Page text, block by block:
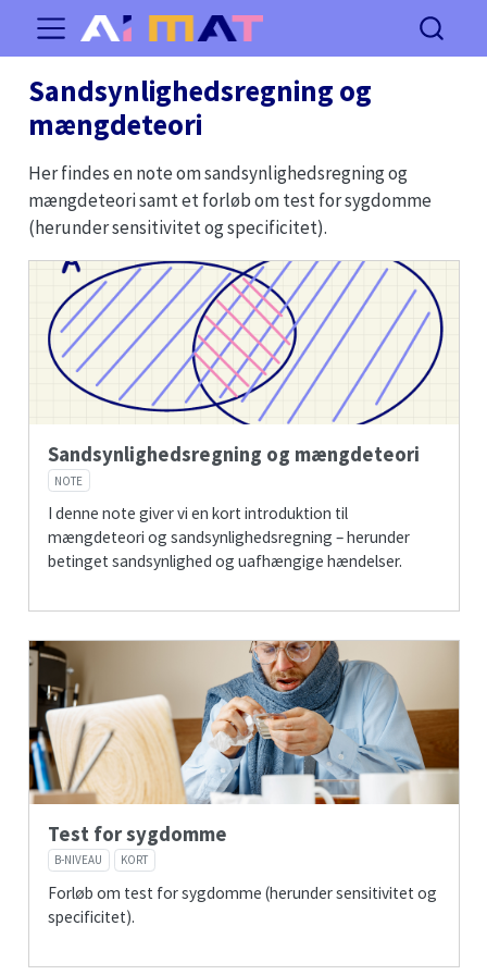
Sandsynlighedsregning og
mængdeteori
Her findes en note om sandsynlighedsregning og
mængdeteori samt et forløb om test for sygdomme
(herunder sensitivitet og specificitet).
Sandsynlighedsregning og mængdeteori
NOTE
I denne note giver vi en kort introduktion til
mængdeteori og sandsynlighedsregning – herunder
betinget sandsynlighed og uafhængige hændelser.
Test for sygdomme
B-NIVEAU KORT
Forløb om test for sygdomme (herunder sensitivitet og
specificitet).